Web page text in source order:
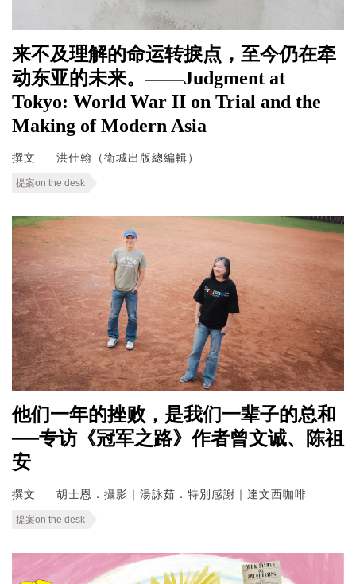
来不及理解的命运转捩点，至今仍在牵
动东亚的未来。——Judgment at
Tokyo: World War II on Trial and the
Making of Modern Asia
撰文 洪仕翰（衛城出版總編輯）
提案on the desk
他们一年的挫败，是我们一辈子的总和
──专访《冠军之路》作者曾文诚、陈祖
安
撰文 胡士恩．攝影｜湯詠茹．特別感謝｜達文西咖啡
提案on the desk